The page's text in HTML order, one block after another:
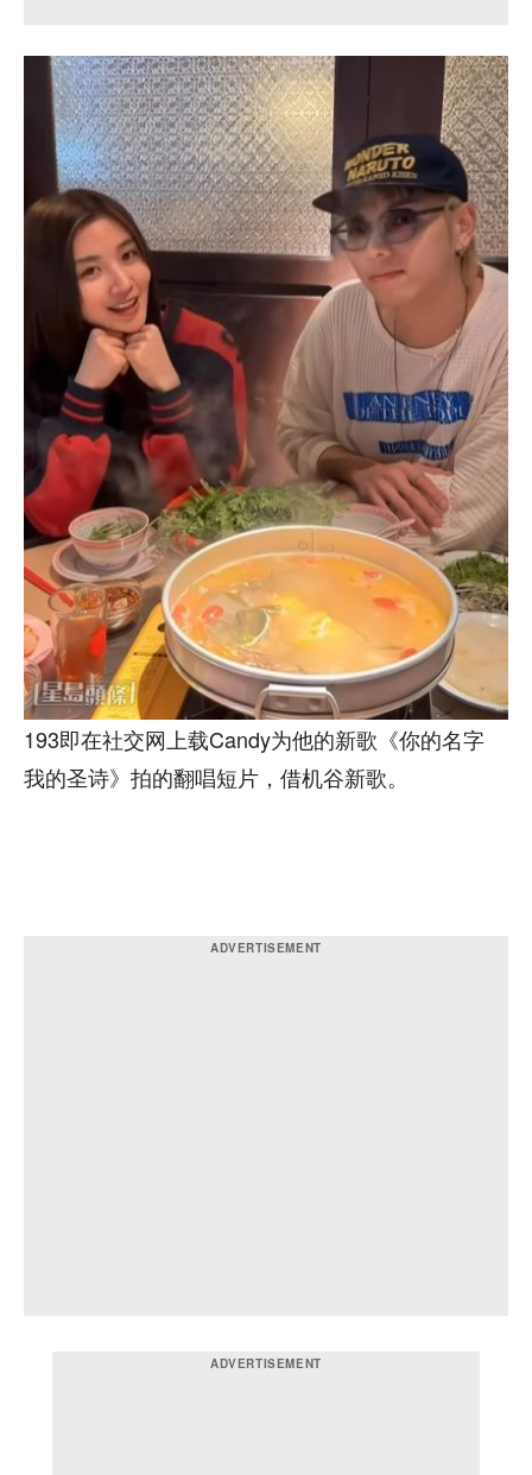
193即在社交网上载Candy为他的新歌《你的名字
我的圣诗》拍的翻唱短片，借机谷新歌。